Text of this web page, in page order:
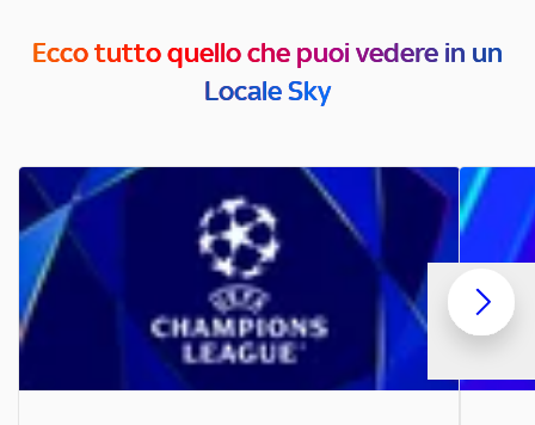
Ecco tutto quello che puoi vedere in un
Locale Sky